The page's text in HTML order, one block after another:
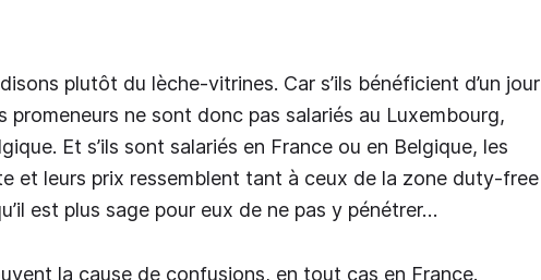
plutôt du lèche-vitrines. Car s’ils bénéficient d’un jour
promeneurs ne sont donc pas salariés au Luxembourg,
Et s’ils sont salariés en France ou en Belgique, les
et leurs prix ressemblent tant à ceux de la zone duty-free
est plus sage pour eux de ne pas y pénétrer…
la cause de confusions, en tout cas en France.